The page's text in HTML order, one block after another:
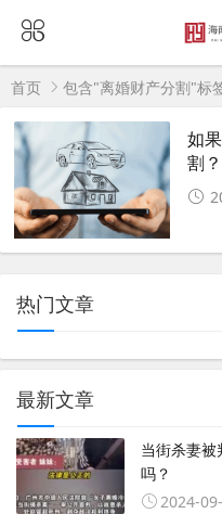
首页 包含"离婚财产分割"标
如
割？
热门文章
最新文章
当街杀妻
吗？
2024-